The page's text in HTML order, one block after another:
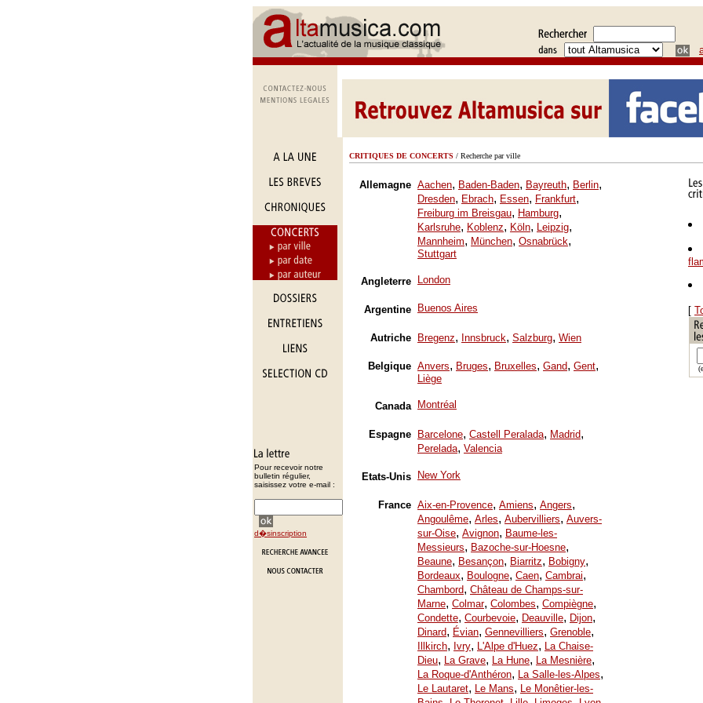
Pour recevoir notre
bulletin régulier,
saisissez votre e-mail :
d�sinscription
CRITIQUES DE CONCERTS / Recherche par ville
Allemagne Aachen, Baden-Baden, Bayreuth, Berlin,
Dresden, Ebrach, Essen, Frankfurt,
Freiburg im Breisgau, Hamburg,
Karlsruhe, Koblenz, Köln, Leipzig,
Mannheim, München, Osnabrück,
Stuttgart
Angleterre London
Argentine Buenos Aires
Autriche Bregenz, Innsbruck, Salzburg, Wien
Belgique Anvers, Bruges, Bruxelles, Gand, Gent,
Liège
Canada Montréal
Espagne Barcelone, Castell Peralada, Madrid,
Perelada, Valencia
Etats-Unis New York
France Aix-en-Provence, Amiens, Angers,
Angoulême, Arles, Aubervilliers, Auvers-
sur-Oise, Avignon, Baume-les-
Messieurs, Bazoche-sur-Hoesne,
Beaune, Besançon, Biarritz, Bobigny,
Bordeaux, Boulogne, Caen, Cambrai,
Chambord, Château de Champs-sur-
Marne, Colmar, Colombes, Compiègne,
Condette, Courbevoie, Deauville, Dijon,
Dinard, Évian, Gennevilliers, Grenoble,
Illkirch, Ivry, L'Alpe d'Huez, La Chaise-
Dieu, La Grave, La Hune, La Mesnière,
La Roque-d'Anthéron, La Salle-les-Alpes,
Le Lautaret, Le Mans, Le Monêtier-les-
[